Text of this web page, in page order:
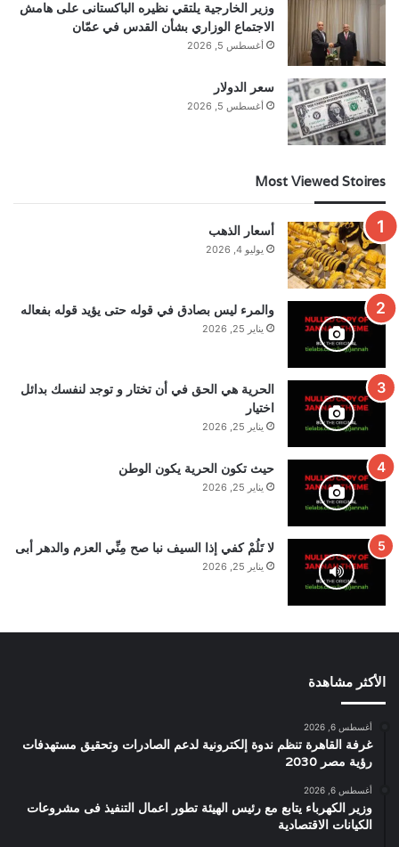
وزير الخارجية يلتقي نظيره الباكستانى على هامش
الاجتماع الوزاري بشأن القدس في عمّان
أغسطس 5, 2026
سعر الدولار
أغسطس 5, 2026
Most Viewed Stoires
أسعار الذهب
يوليو 4, 2026
والمرء ليس بصادق في قوله حتى يؤيد قوله بفعاله
يناير 25, 2026
الحرية هي الحق في أن تختار و توجد لنفسك بدائل
اختيار
يناير 25, 2026
حيث تكون الحرية يكون الوطن
يناير 25, 2026
لا تَلُمْ كفي إذا السيف نبا صح مِنِّي العزم والدهر أبى
يناير 25, 2026
الأكثر مشاهدة
أغسطس 6, 2026
غرفة القاهرة تنظم ندوة إلكترونية لدعم الصادرات وتحقيق مستهدفات
رؤية مصر 2030
أغسطس 6, 2026
وزير الكهرباء يتابع مع رئيس الهيئة تطور اعمال التنفيذ فى مشروعات
الكيانات الاقتصادية